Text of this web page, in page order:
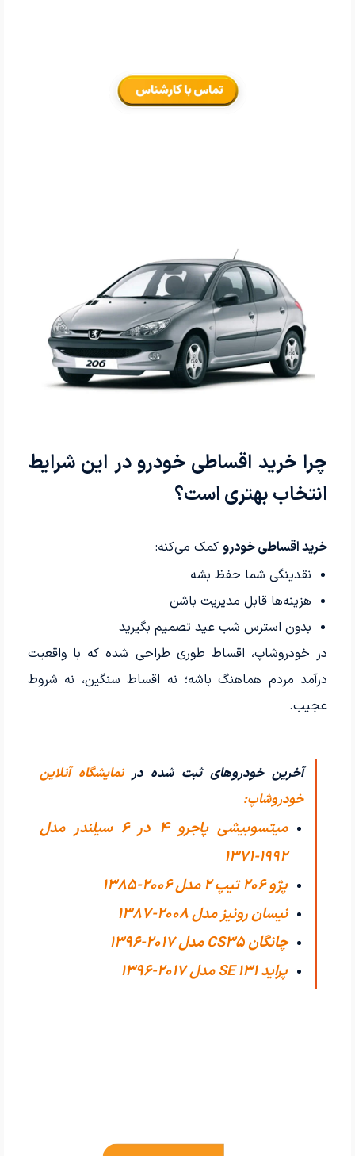
چرا خرید اقساطی خودرو در این شرایط
انتخاب بهتری است؟
خرید اقساطی خودرو کمک می‌کنه:
نقدینگی شما حفظ بشه
هزینه‌ها قابل مدیریت باشن
بدون استرس شب عید تصمیم بگیرید
در خودروشاپ، اقساط طوری طراحی شده که با واقعیت
درآمد مردم هماهنگ باشه؛ نه اقساط سنگین، نه شروط
عجیب.
آخرین خودروهای ثبت شده درنمایشگاه آنلاین
خودروشاپ:
میتسوبیشی پاجرو 4 در 6 سیلندر مدل
1992-1371
پژو 206 تیپ ۲ مدل 2006-1385
نیسان رونیز مدل 2008-1387
چانگان CS35 مدل 2017-1396
پراید 131 SE مدل 2017-1396